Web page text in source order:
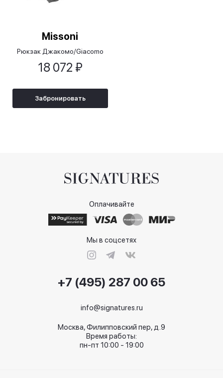
Missoni
Рюкзак Джакомо/Giacomo
18 072 ₽
Забронировать
Оплачивайте
Мы в соцсетях
+7 (495) 287 00 65
info@signatures.ru
Москва, Филипповский пер, д.9
Время работы:
пн-пт 10:00 - 19:00